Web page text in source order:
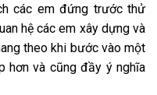
các em đứng trước thử
hệ các em xây dựng và
theo khi bước vào một
hơn và cũng đầy ý nghĩa